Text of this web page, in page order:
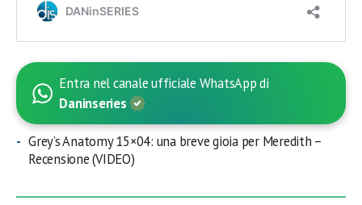
Entra nel canale ufficiale WhatsApp di
Daninseries
Grey’s Anatomy 15×04: una breve gioia per Meredith –
Recensione (VIDEO)